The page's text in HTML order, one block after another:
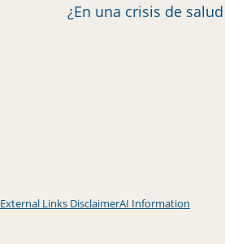
¿En una crisis de
External Links DisclaimerAI Information